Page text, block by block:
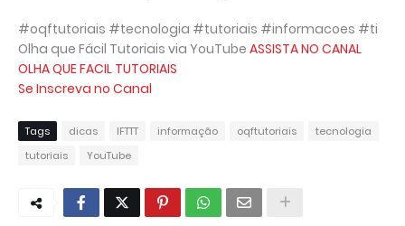
#oqftutoriais #tecnologia #tutoriais #informacoes #ti
Olha que Fácil Tutoriais via YouTube ASSISTA NO CANAL
OLHA QUE FACIL TUTORIAIS
Se Inscreva no Canal
Tags dicas IFTTT informação oqftutoriais
tecnologia
tutoriais
YouTube